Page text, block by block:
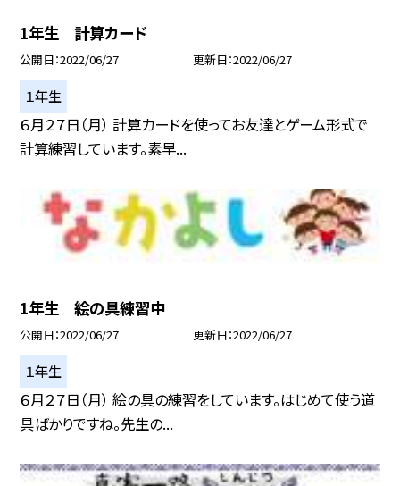
1年生 計算カード
公開日 2022/06/27 更新日 2022/06/27
１年生
６月２７日（月） 計算カードを使ってお友達とゲーム形式で
計算練習しています。素早...
1年生 絵の具練習中
公開日 2022/06/27 更新日 2022/06/27
１年生
６月２７日（月） 絵の具の練習をしています。はじめて使う道
具ばかりですね。先生の...